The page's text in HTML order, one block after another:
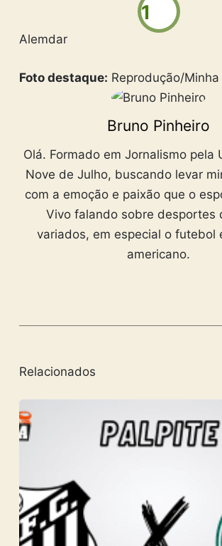
1
Alemdar
Foto destaque: Reprodução/
Bruno Pinheiro
Olá. Formado em Jornalismo pela
Nove de Julho, buscando levar
com a emoção e paixão que o
Vivo falando sobre desportes
variados, em especial o futebol
americano.
Relacionados